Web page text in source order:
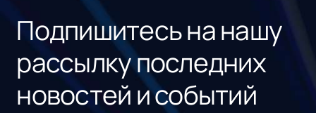
Подпишитесь на нашу
рассылку последних
новостей и событий